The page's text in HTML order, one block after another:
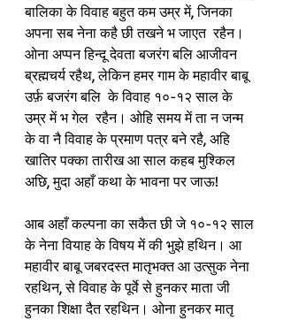
बालिका के विवाह बहुत कम उम्र में, जिनका
अपना सब नेना कहै छी तखने भ जाएत  रहैन।
ओना अप्पन हिन्दू देवता बजरंग बलि आजीवन
ब्रह्मचर्य रहैथ, लेकिन हमर गाम के महावीर बाबू
उर्फ़ बजरंग बलि  के विवाह १०-१२ साल के
उम्र में भ गेल  रहैन। ओहि समय में ता न जन्म
के वा नै विवाह के प्रमाण पत्र बने रहै, अहि
खातिर पक्का तारीख आ साल कहब मुश्किल
अछि, मुदा अहाँ कथा के भावना पर जाऊ!
आब अहाँ कल्पना का सकैत छी जे १०-१२ साल
के नेना वियाह के विषय में की भुझे हथिन। आ
महावीर बाबू जबरदस्त मातृभक्त आ उत्सुक नेना
रहथिन, से विवाह के पूर्वे से हुनकर माता जी
हुनका शिक्षा दैत रहथिन। ओना हुनकर मातृ